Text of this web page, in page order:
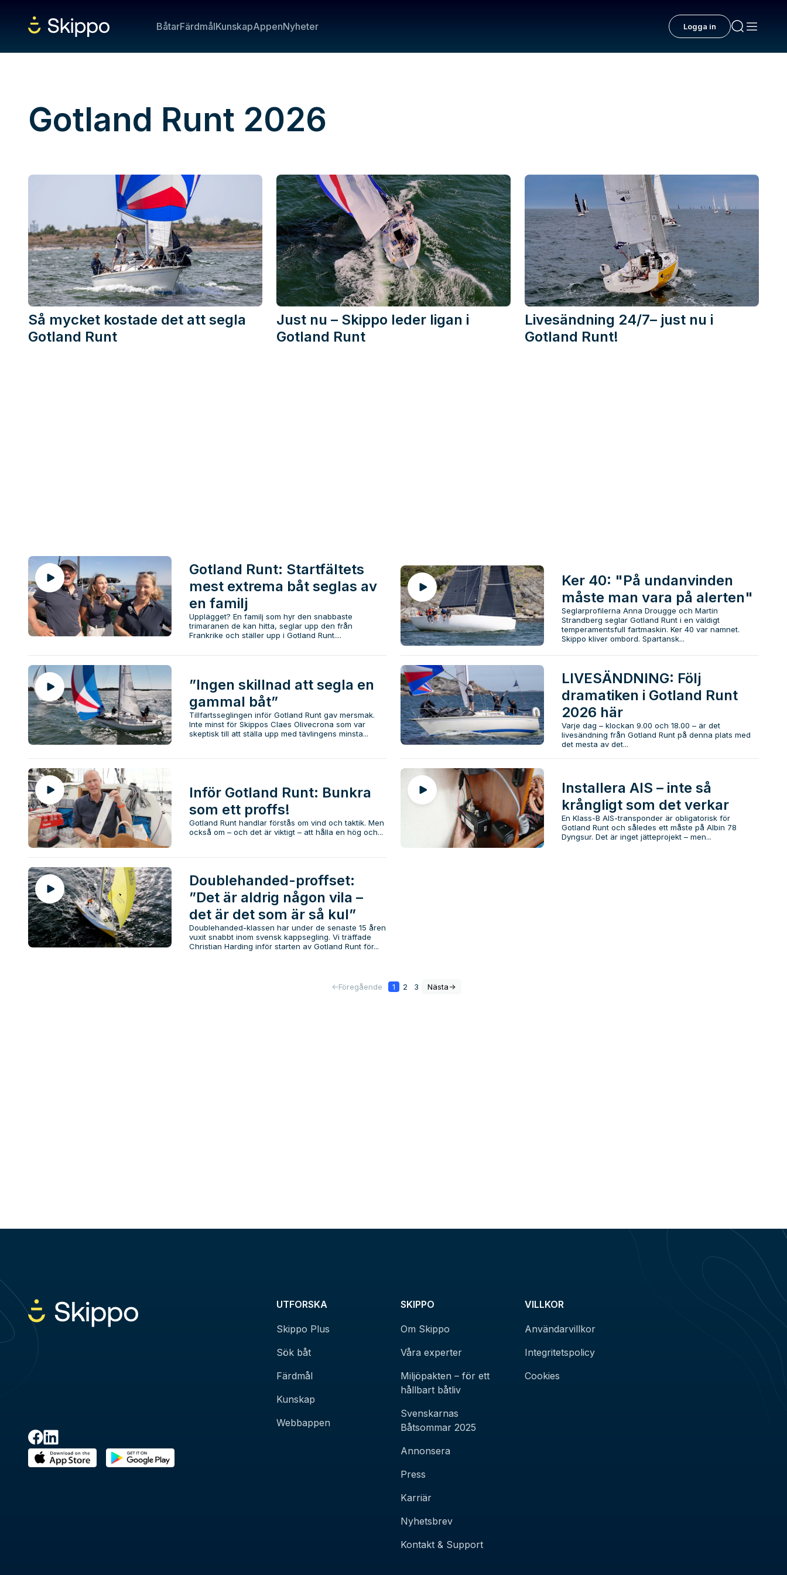
BåtarFärdmålKunskapAppenNyheter Logga in
Gotland Runt 2026
Så mycket kostade det att segla
Gotland Runt
Just nu – Skippo leder ligan i
Gotland Runt
Livesändning 24/7– just nu i
Gotland Runt!
Gotland Runt: Startfältets
mest extrema båt seglas av
en familj
Upplägget? En familj som hyr den snabbaste
trimaranen de kan hitta, seglar upp den från
Frankrike och ställer upp i Gotland Runt....
Ker 40: "På undanvinden
måste man vara på alerten"
Seglarprofilerna Anna Drougge och Martin
Strandberg seglar Gotland Runt i en väldigt
temperamentsfull fartmaskin. Ker 40 var namnet.
Skippo kliver ombord. Spartansk...
”Ingen skillnad att segla en
gammal båt”
Tillfartsseglingen inför Gotland Runt gav mersmak.
Inte minst för Skippos Claes Olivecrona som var
skeptisk till att ställa upp med tävlingens minsta...
LIVESÄNDNING: Följ
dramatiken i Gotland Runt
2026 här
Varje dag – klockan 9.00 och 18.00 – är det
livesändning från Gotland Runt på denna plats med
det mesta av det...
Inför Gotland Runt: Bunkra
som ett proffs!
Gotland Runt handlar förstås om vind och taktik. Men
också om – och det är viktigt – att hålla en hög och...
Installera AIS – inte så
krångligt som det verkar
En Klass-B AIS-transponder är obligatorisk för
Gotland Runt och således ett måste på Albin 78
Dyngsur. Det är inget jätteprojekt – men...
Doublehanded-proffset:
”Det är aldrig någon vila –
det är det som är så kul”
Doublehanded-klassen har under de senaste 15 åren
vuxit snabbt inom svensk kappsegling. Vi träffade
Christian Harding inför starten av Gotland Runt för...
<-Föregående 1 2 3 Nästa->
UTFORSKA
Skippo Plus
Sök båt
Färdmål
Kunskap
Webbappen
SKIPPO
Om Skippo
Våra experter
Miljöpakten – för ett
hållbart båtliv
Svenskarnas
Båtsommar 2025
Annonsera
Press
Karriär
Nyhetsbrev
Kontakt & Support
VILLKOR
Användarvillkor
Integritetspolicy
Cookies